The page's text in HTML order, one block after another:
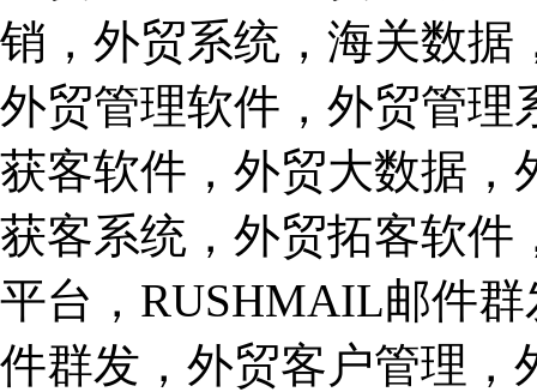
销，外贸系统，海关数据
外贸管理软件，外贸管理
获客软件，外贸大数据，
获客系统，外贸拓客软件
平台，RUSHMAIL邮件
件群发，外贸客户管理，